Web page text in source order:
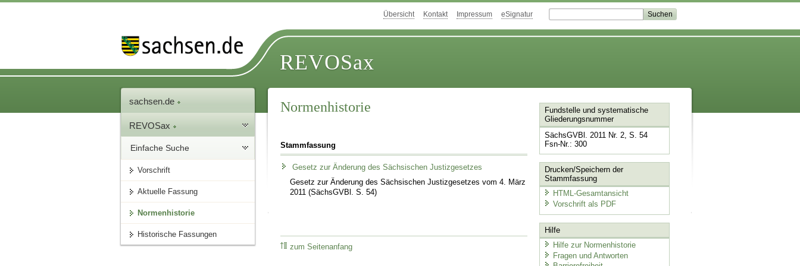
Übersicht Kontakt Impressum eSignatur
REVOSax
sachsen.de
REVOSax
Einfache Suche
Vorschrift
Aktuelle Fassung
Normenhistorie
Historische Fassungen
Normenhistorie
Stammfassung
Gesetz zur Änderung des Sächsischen Justizgesetzes
Gesetz zur Änderung des Sächsischen Justizgesetzes vom 4. März
2011 (SächsGVBl. S. 54)
zum Seitenanfang
Fundstelle und systematische
Gliederungsnummer
SächsGVBl. 2011 Nr. 2, S. 54
Fsn-Nr.: 300
Drucken/Speichern der
Stammfassung
HTML-Gesamtansicht
Vorschrift als PDF
Hilfe
Hilfe zur Normenhistorie
Fragen und Antworten